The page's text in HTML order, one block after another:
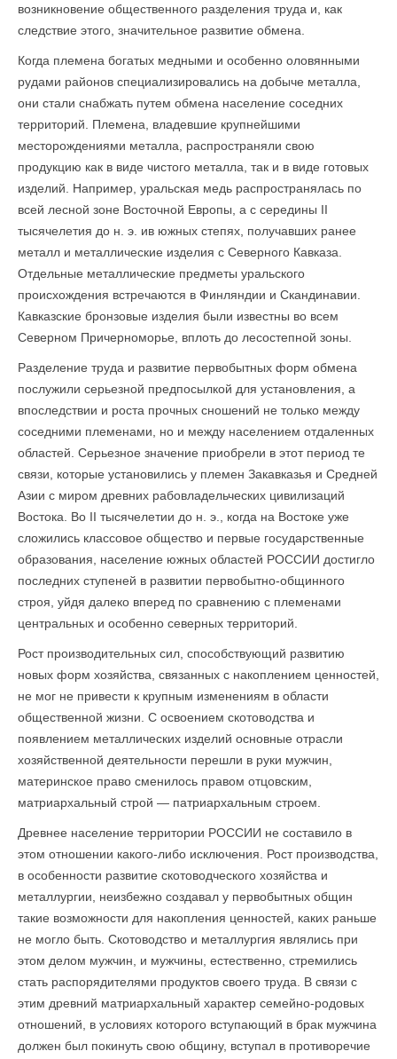
возникновение общественного разделения труда и, как
следствие этого, значительное развитие обмена.
Когда племена богатых медными и особенно оловянными
рудами районов специализировались на добыче металла,
они стали снабжать путем обмена население соседних
территорий. Племена, владевшие крупнейшими
месторождениями металла, распространяли свою
продукцию как в виде чистого металла, так и в виде готовых
изделий. Например, уральская медь распространялась по
всей лесной зоне Восточной Европы, а с середины II
тысячелетия до н. э. ив южных степях, получавших ранее
металл и металлические изделия с Северного Кавказа.
Отдельные металлические предметы уральского
происхождения встречаются в Финляндии и Скандинавии.
Кавказские бронзовые изделия были известны во всем
Северном Причерноморье, вплоть до лесостепной зоны.
Разделение труда и развитие первобытных форм обмена
послужили серьезной предпосылкой для установления, а
впоследствии и роста прочных сношений не только между
соседними племенами, но и между населением отдаленных
областей. Серьезное значение приобрели в этот период те
связи, которые установились у племен Закавказья и Средней
Азии с миром древних рабовладельческих цивилизаций
Востока. Во II тысячелетии до н. э., когда на Востоке уже
сложились классовое общество и первые государственные
образования, население южных областей РОССИИ достигло
последних ступеней в развитии первобытно-общинного
строя, уйдя далеко вперед по сравнению с племенами
центральных и особенно северных территорий.
Рост производительных сил, способствующий развитию
новых форм хозяйства, связанных с накоплением ценностей,
не мог не привести к крупным изменениям в области
общественной жизни. С освоением скотоводства и
появлением металлических изделий основные отрасли
хозяйственной деятельности перешли в руки мужчин,
материнское право сменилось правом отцовским,
матриархальный строй — патриархальным строем.
Древнее население территории РОССИИ не составило в
этом отношении какого-либо исключения. Рост производства,
в особенности развитие скотоводческого хозяйства и
металлургии, неизбежно создавал у первобытных общин
такие возможности для накопления ценностей, каких раньше
не могло быть. Скотоводство и металлургия являлись при
этом делом мужчин, и мужчины, естественно, стремились
стать распорядителями продуктов своего труда. В связи с
этим древний матриархальный характер семейно-родовых
отношений, в условиях которого вступающий в брак мужчина
должен был покинуть свою общину, вступал в противоречие